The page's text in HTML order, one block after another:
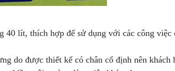
40 lít, thích hợp để sử dụng với các công việc
do được thiết kế có chân cố định nên khách